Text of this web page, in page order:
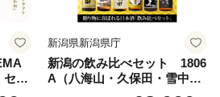
ッ
酒
新潟県新潟県庁
新潟の飲み比べセット 1806
A（八海山・久保田・雪中
梅・越乃寒梅・かたふね・千